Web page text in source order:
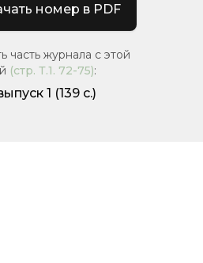
номер в PDF
часть журнала с этой
(стр. Т.1. 72-75):
1 (139 с.)